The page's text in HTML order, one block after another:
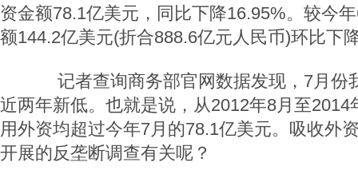
资金额78.1亿美元，同比下降16.95%。较今
额144.2亿美元(折合888.6亿元人民币)环比下
记者查询商务部官网数据发现，7月份
近两年新低。也就是说，从2012年8月至2014
用外资均超过今年7月的78.1亿美元。吸收外
开展的反垄断调查有关呢？